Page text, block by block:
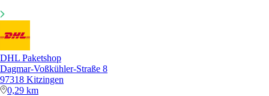
DHL Paketshop
Dagmar-Voßkühler-Straße 8
97318 Kitzingen
0,29 km